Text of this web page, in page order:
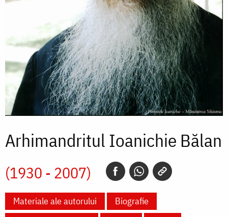
Arhimandritul Ioanichie Bălan
(1930 - 2007)
Materiale ale autorului
Biografie